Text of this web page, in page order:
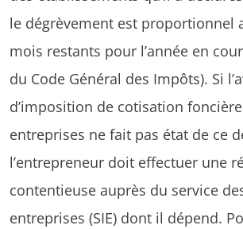
le dégrèvement est proportionnel
mois restants pour l’année en
du Code Général des Impôts). Si
d’imposition de cotisation
entreprises ne fait pas état de ce
l’entrepreneur doit effectuer une
contentieuse auprès du service
entreprises (SIE) dont il dépend.